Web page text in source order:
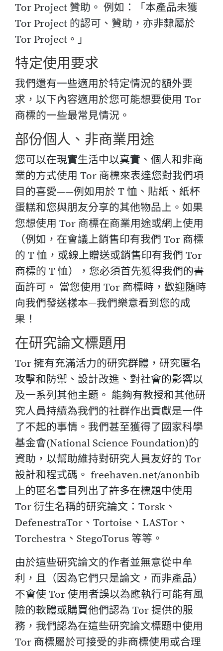
Tor Project 贊助。 例如：「本產品未獲
Tor Project 的認可、贊助，亦非隸屬於
Tor Project。」
特定使用要求
我們還有一些適用於特定情況的額外要
求，以下內容適用於您可能想要使用 Tor
商標的一些最常見情況。
部份個人、非商業用途
您可以在現實生活中以真實、個人和非商
業的方式使用 Tor 商標來表達您對我們項
目的喜愛——例如用於 T 恤、貼紙、紙杯
蛋糕和您與朋友分享的其他物品上。如果
您想使用 Tor 商標在商業用途或網上使用
（例如，在會議上銷售印有我們 Tor 商標
的 T 恤，或線上贈送或銷售印有我們 Tor
商標的 T 恤），您必須首先獲得我們的書
面許可。 當您使用 Tor 商標時，歡迎隨時
向我們發送樣本—我們樂意看到您的成
果！
在研究論文標題用
Tor 擁有充滿活力的研究群體，研究匿名
攻擊和防禦、設計改進、對社會的影響以
及一系列其他主題。 能夠有教授和其他研
究人員持續為我們的社群作出貢獻是一件
了不起的事情。我們甚至獲得了國家科學
基金會(National Science Foundation)的
資助，以幫助維持對研究人員友好的 Tor
設計和程式碼。 freehaven.net/anonbib
上的匿名書目列出了許多在標題中使用
Tor 衍生名稱的研究論文：Torsk、
DefenestraTor、Tortoise、LASTor、
Torchestra、StegoTorus 等等。
由於這些研究論文的作者並無意從中牟
利，且（因為它們只是論文，而非產品）
不會使 Tor 使用者誤以為應執行可能有風
險的軟體或購買他們認為 Tor 提供的服
務，我們認為在這些研究論文標題中使用
Tor 商標屬於可接受的非商標使用或合理